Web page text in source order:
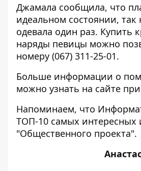
Джамала сообщила, что
идеальном состоянии, так
одевала один раз. Купить
наряды певицы можно
номеру (067) 311-25-01.
Больше информации о
можно узнать на сайте
Напоминаем, что
ТОП-10 самых интересных
"Общественного проекта".